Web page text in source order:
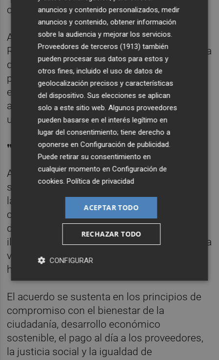
ciudadanía".
Además, censuran que los 'populares' en
Requena han demostrado "una absoluta falta
de transparencia, incumpliendo la ley al no
publicar los documentos contables y
económicos que la misma exige a todos los
ayuntamientos", lo que lleva al consistorio a
una "situación límite".
"Recuperar la ilusión"
Ante este escenario, el PSPV y PRyA han
suscrito un acuerdo para desalojar al PP de
la alcaldía y conformar un ejecutivo de
coalición con el fin de "mejorar la situación
de Requena y sus aldeas" y "recuperar la
ilusión de la ciudadanía". El pacto nace con la
voluntad de perdurar el resto del mandato,
hasta junio de 2027.
El acuerdo se sustenta en los principios de
compromiso con el bienestar de la
ciudadanía, desarrollo económico
sostenible, el pago al día a los proveedores,
la justicia social y la igualdad de
anuncios y contenido personalizados, medir
anuncios y contenido, obtener información
sobre la audiencia y mejorar los servicios.
Proveedores de terceros (1913) también
pueden procesar sus datos para estos y
otros fines, incluido el uso de datos de
geolocalización precisos y características
del dispositivo. Sus elecciones se aplican
solo a este sitio web. Algunos proveedores
pueden basarse en el interés legítimo en
lugar del consentimiento; tiene derecho a
oponerse enConfiguración de publicidad.
Puede retirar su consentimiento en
cualquier momento enConfiguración de
cookies.Política de privacidad
ACEPTAR TODO
RECHAZAR TODO
CONFIGURAR